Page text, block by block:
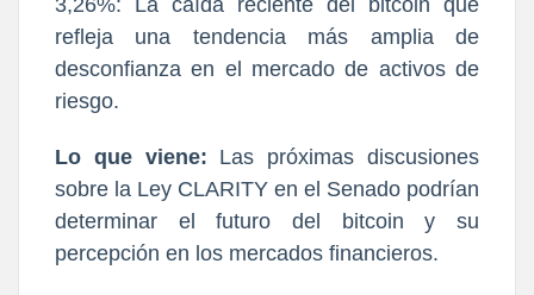
refleja una tendencia más amplia de
desconfianza en el mercado de activos de
riesgo.
Lo que viene: Las próximas discusiones
sobre la Ley CLARITY en el Senado podrían
determinar el futuro del bitcoin y su
percepción en los mercados financieros.